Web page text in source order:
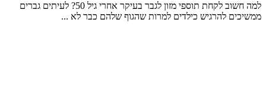
למה חשוב לקחת תוספי מזון לגבר בעיקר אחרי גיל 50? לעיתים גברים
ממשיכים להרגיש כילדים למרות שהגוף שלהם כבר לא ...